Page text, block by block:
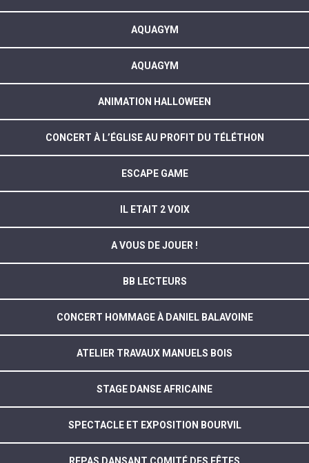
AQUAGYM
AQUAGYM
ANIMATION HALLOWEEN
CONCERT À L’ÉGLISE AU PROFIT DU TÉLÉTHON
ESCAPE GAME
IL ETAIT 2 VOIX
A VOUS DE JOUER !
BB LECTEURS
CONCERT HOMMAGE À DANIEL BALAVOINE
ATELIER TRAVAUX MANUELS BOIS
STAGE DANSE AFRICAINE
SPECTACLE ET EXPOSITION BOURVIL